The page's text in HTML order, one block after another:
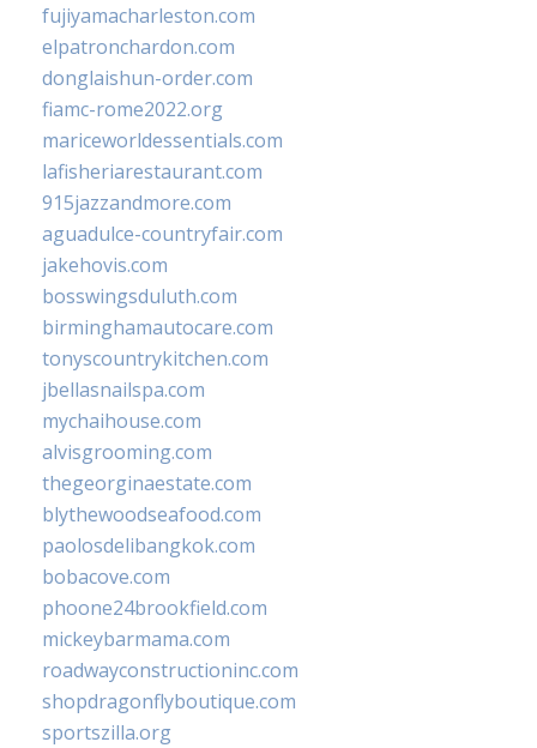
fujiyamacharleston.com
elpatronchardon.com
donglaishun-order.com
fiamc-rome2022.org
mariceworldessentials.com
lafisheriarestaurant.com
915jazzandmore.com
aguadulce-countryfair.com
jakehovis.com
bosswingsduluth.com
birminghamautocare.com
tonyscountrykitchen.com
jbellasnailspa.com
mychaihouse.com
alvisgrooming.com
thegeorginaestate.com
blythewoodseafood.com
paolosdelibangkok.com
bobacove.com
phoone24brookfield.com
mickeybarmama.com
roadwayconstructioninc.com
shopdragonflyboutique.com
sportszilla.org